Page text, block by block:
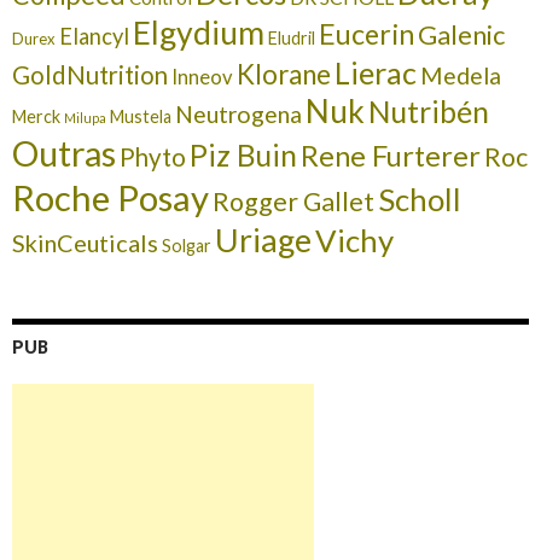
Durex Elancyl Elgydium Eludril EucerinGalenic
GoldNutrition Inneov Klorane Lierac Medela
Merck Milupa Mustela Neutrogena Nuk Nutribén
Outras Phyto Piz Buin Rene FurtererRoc
Roche PosayRogger GalletScholl
SkinCeuticals Solgar UriageVichy
PUB